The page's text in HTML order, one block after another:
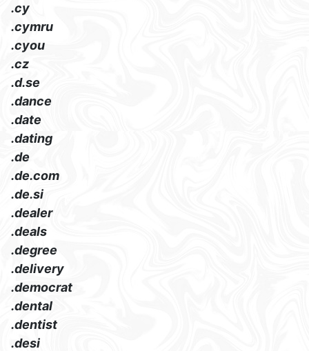
.cy
.cymru
.cyou
.cz
.d.se
.dance
.date
.dating
.de
.de.com
.de.si
.dealer
.deals
.degree
.delivery
.democrat
.dental
.dentist
.desi